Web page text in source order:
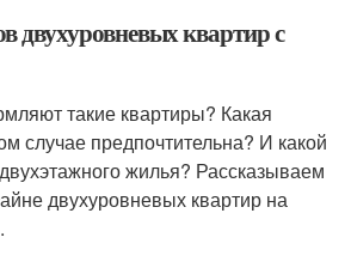
двухуровневых квартир с
такие квартиры? Какая
случае предпочтительна? И какой
жилья? Рассказываем
двухуровневых квартир на